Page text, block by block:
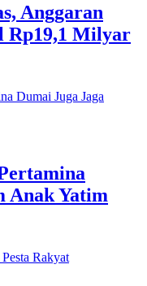
Anggaran
Rp19,1 Milyar
Anak Yatim